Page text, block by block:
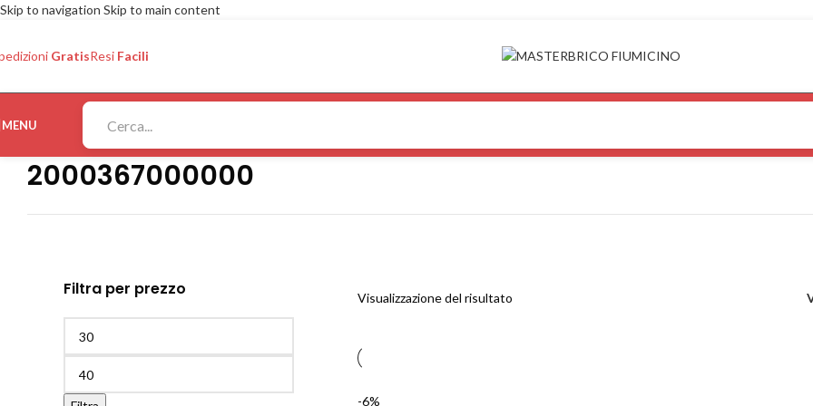
Skip to navigation Skip to main content
GratisResi Facili
MENU
2000367000000
Filtra per prezzo Visualizzazione del risultato
-6%